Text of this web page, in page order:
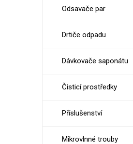
Odsavače par
Drtiče odpadu
Dávkovače saponátu
Čisticí prostředky
Příslušenství
Mikrovlnné trouby